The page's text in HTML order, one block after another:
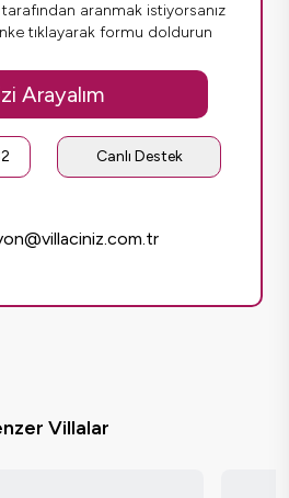
aranmak istiyorsanız
tıklayarak formu doldurun
Arayalım
Canlı Destek
Villalar